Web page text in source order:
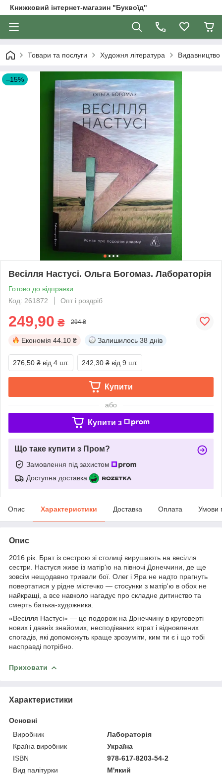
Книжковий інтернет-магазин "Буквоїд"
Товари та послуги Художня література Видавництво
–15%
Весілля Настусі. Ольга Богомаз. Лабораторія
Готово до відправки
Код: 261872
Опт і роздріб
249,90 ₴ 294 ₴
Економія 44.10 ₴ Залишилось 38 днів
276,50 ₴ від 4 шт. 242,30 ₴ від 9 шт.
Купити
або
Купити з
Що таке купити з Пром?
Замовлення під захистом
Доступна доставка
Опис Характеристики Доставка Оплата Умови
Опис
2016 рік. Брат із сестрою зі столиці вирушають на весілля
сестри. Настуся живе із матір'ю на півночі Донеччини, де ще
зовсім нещодавно тривали бої. Олег і Яра не надто прагнуть
повертатися у рідне містечко — стосунки з матір'ю в обох не
найкращі, а все навколо нагадує про складне дитинство та
смерть батька-художника.
«Весілля Настусі» — це подорож на Донеччину в круговерті
нових і давніх знайомих, несподіваних втрат і відновлених
спогадів, які допоможуть краще зрозуміти, ким ти є і що тобі
насправді потрібно.
Приховати
Характеристики
Основні
Виробник
Лабораторія
Країна виробник
Україна
ISBN
978-617-8203-54-2
Вид палітурки
М'який